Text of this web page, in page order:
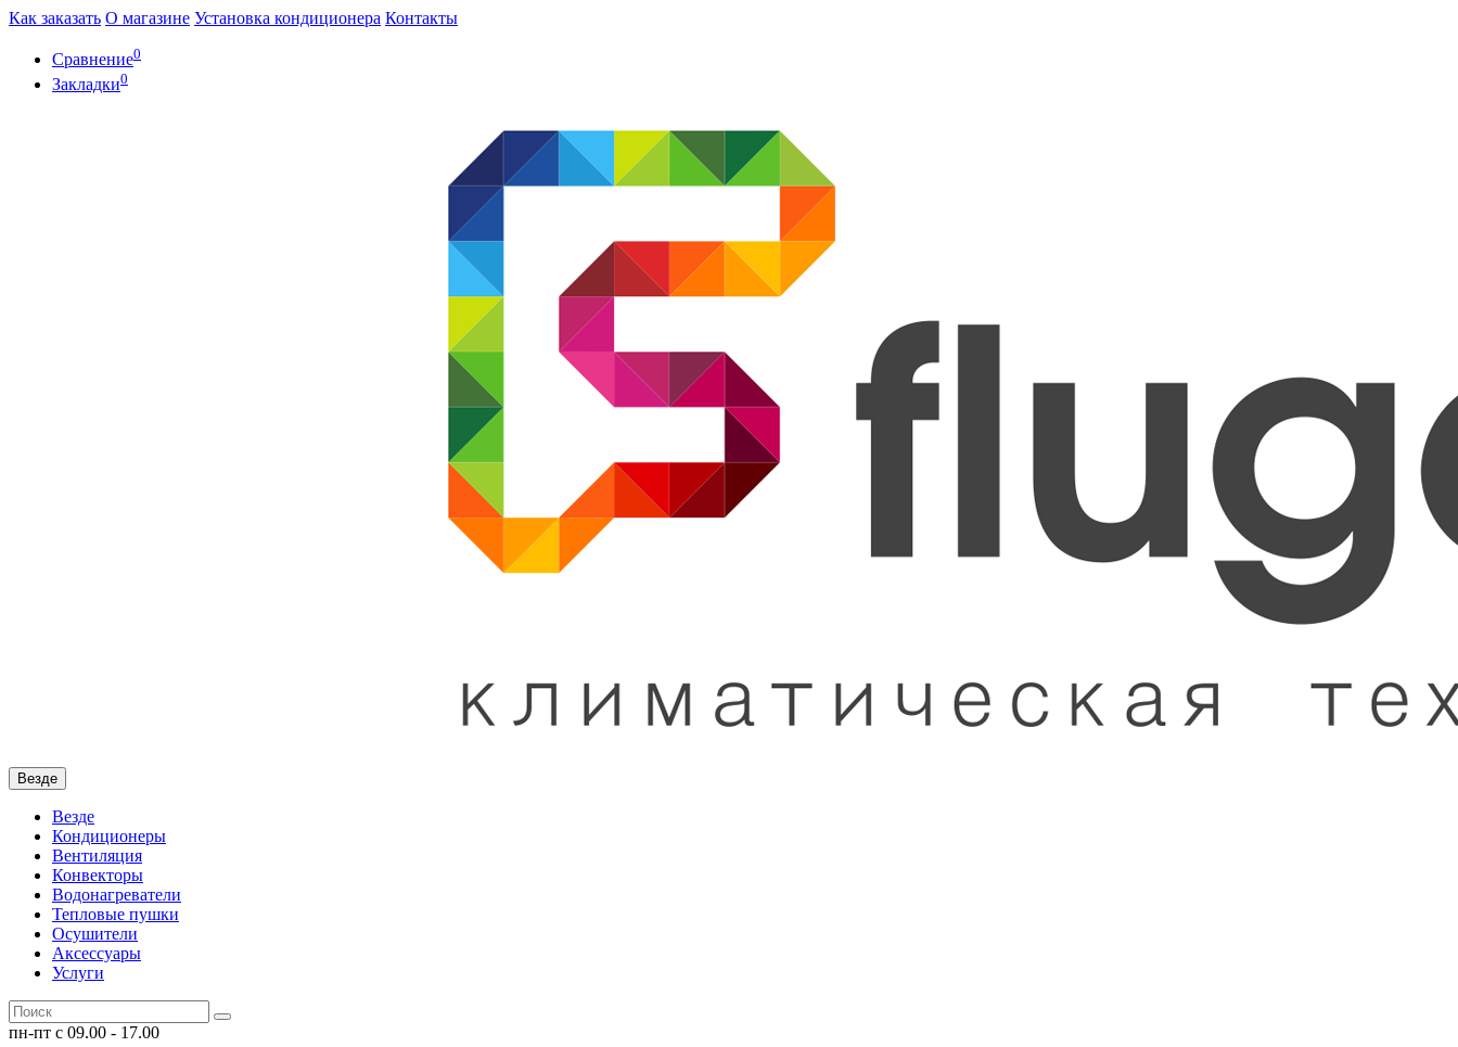
Как заказать О магазине Установка кондиционера Контакты
Сравнение0
Закладки0
Везде
Везде
Кондиционеры
Вентиляция
Конвекторы
Водонагреватели
Тепловые пушки
Осушители
Аксессуары
Услуги
пн-пт с 09.00 - 17.00